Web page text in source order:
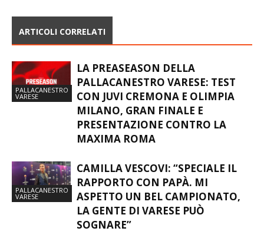
ARTICOLI CORRELATI
PALLACANESTRO
VARESE
LA PREASEASON DELLA
PALLACANESTRO VARESE: TEST
CON JUVI CREMONA E OLIMPIA
MILANO, GRAN FINALE E
PRESENTAZIONE CONTRO LA
MAXIMA ROMA
PALLACANESTRO
VARESE
CAMILLA VESCOVI: “SPECIALE IL
RAPPORTO CON PAPÀ. MI
ASPETTO UN BEL CAMPIONATO,
LA GENTE DI VARESE PUÒ
SOGNARE”